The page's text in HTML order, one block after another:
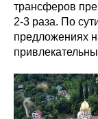
трансферов
2-3 раза. По
предложениях